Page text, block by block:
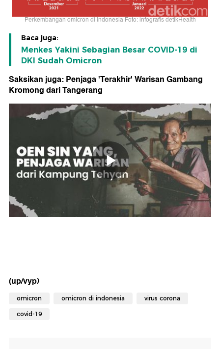
Perkembangan omicron di Indonesia Foto: infografis detikHealth
Baca juga:
Menkes Yakini Sebagian Besar COVID-19 di
DKI Sudah Omicron
Saksikan juga: Penjaga 'Terakhir' Warisan Gambang
Kromong dari Tangerang
(up/vyp)
omicron omicron di indonesia virus corona
covid-19